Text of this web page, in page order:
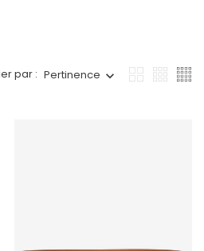
par : Pertinence